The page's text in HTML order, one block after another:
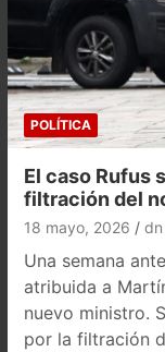
POLÍTICA
El caso Rufus
filtración del
18 mayo, 2026 dn
Una semana
atribuida a
nuevo ministro.
por la filtración